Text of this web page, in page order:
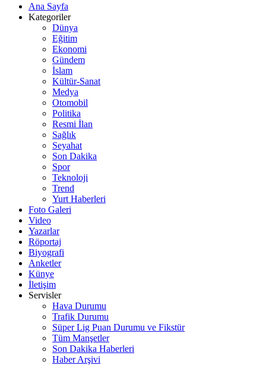
Ana Sayfa
Kategoriler
Dünya
Eğitim
Ekonomi
Gündem
İslam
Kültür-Sanat
Medya
Otomobil
Politika
Resmi İlan
Sağlık
Seyahat
Son Dakika
Spor
Teknoloji
Trend
Yurt Haberleri
Foto Galeri
Video
Yazarlar
Röportaj
Biyografi
Anketler
Künye
İletişim
Servisler
Hava Durumu
Trafik Durumu
Süper Lig Puan Durumu ve Fikstür
Tüm Manşetler
Son Dakika Haberleri
Haber Arşivi